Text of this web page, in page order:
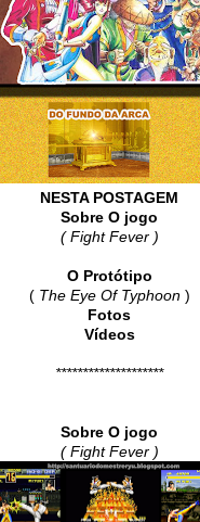
NESTA POSTAGEM
Sobre O jogo
( Fight Fever )
O Protótipo
( The Eye Of Typhoon)
Fotos
Vídeos
********************
Sobre O jogo
( Fight Fever )